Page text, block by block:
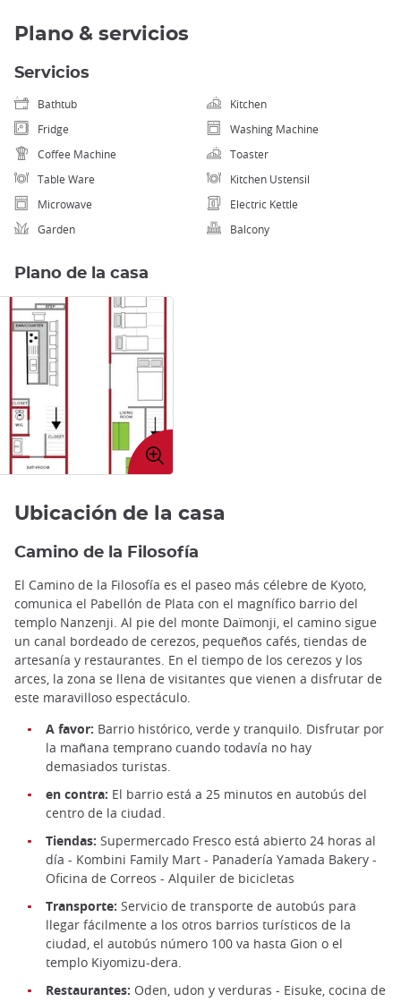
Plano & servicios
Servicios
Bathtub
Kitchen
Fridge
Washing Machine
Coffee Machine
Toaster
Table Ware
Kitchen Ustensil
Microwave
Electric Kettle
Garden
Balcony
Plano de la casa
Expandir
imagen
Ubicación de la casa
Camino de la Filosofía
El Camino de la Filosofía es el paseo más célebre de Kyoto,
comunica el Pabellón de Plata con el magnífico barrio del
templo Nanzenji. Al pie del monte Daïmonji, el camino sigue
un canal bordeado de cerezos, pequeños cafés, tiendas de
artesanía y restaurantes. En el tiempo de los cerezos y los
arces, la zona se llena de visitantes que vienen a disfrutar de
este maravilloso espectáculo.
A favor: Barrio histórico, verde y tranquilo. Disfrutar por
la mañana temprano cuando todavía no hay
demasiados turistas.
en contra: El barrio está a 25 minutos en autobús del
centro de la ciudad.
Tiendas: Supermercado Fresco está abierto 24 horas al
día - Kombini Family Mart - Panadería Yamada Bakery -
Oficina de Correos - Alquiler de bicicletas
Transporte: Servicio de transporte de autobús para
llegar fácilmente a los otros barrios turísticos de la
ciudad, el autobús número 100 va hasta Gion o el
templo Kiyomizu-dera.
Restaurantes: Oden, udon y verduras - Eisuke, cocina de